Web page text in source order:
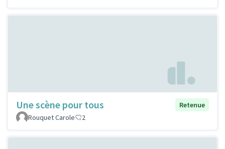
Une scène pour tous
Retenue
Rouquet Carole
2